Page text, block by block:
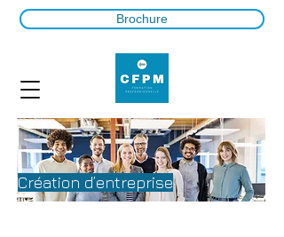
Brochure
Création d’entreprise